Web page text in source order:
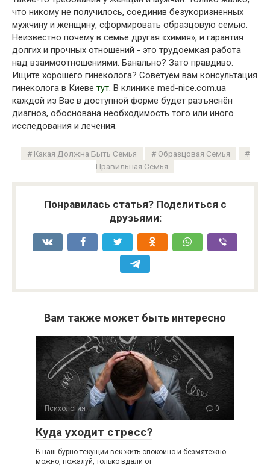
что никому не получилось, соединив безукоризненных
мужчину и женщину, сформировать образцовую семью.
Неизвестно почему в семье другая «химия», и гарантия
долгих и прочных отношений - это трудоемкая работа
над взаимоотношениями. Банально? Зато правдиво.
Ищите хорошего гинеколога? Советуем вам консультация
гинеколога в Киеве тут. В клинике med-nice.com.ua
каждой из Вас в доступной форме будет разъяснён
диагноз, обоснована необходимость того или иного
исследования и лечения.
Какая Должна Быть Семья
Образцовая Семья
Правильная Семья
Понравилась статья? Поделиться с
друзьями:
Вам также может быть интересно
Психология 0
Куда уходит стресс?
В наш бурно текущий век жить спокойно и безмятежно
можно, пожалуй, только вдали от